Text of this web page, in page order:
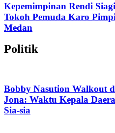
Kepemimpinan Rendi
Tokoh Pemuda Karo
Medan
Politik
Bobby Nasution Walkout
Jona: Waktu Kepala
Sia-sia